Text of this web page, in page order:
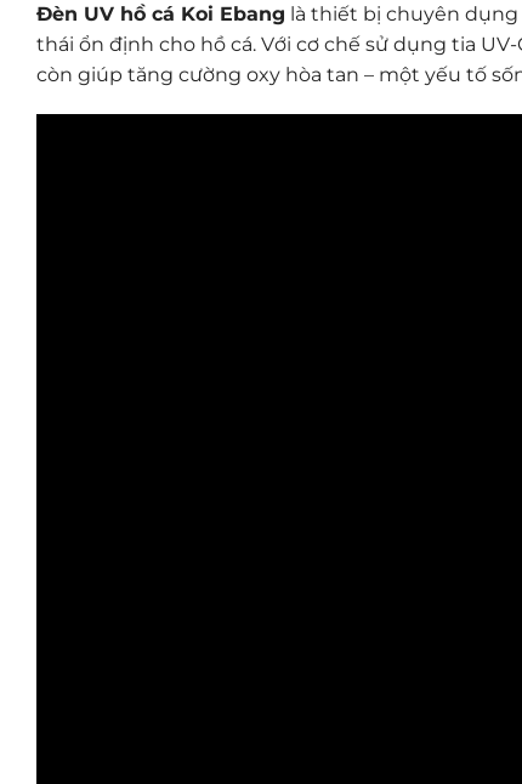
Đèn UV hồ cá Koi Ebang là thiết bị chuyên dụng
thái ổn định cho hồ cá. Với cơ chế sử dụng tia
còn giúp tăng cường oxy hòa tan – một yếu tố